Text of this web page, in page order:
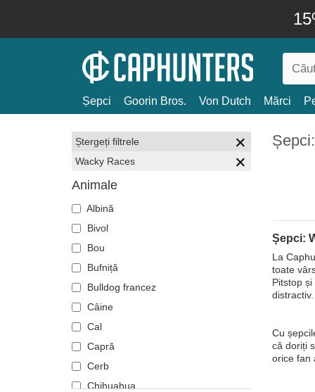
Șepci Goorin Bros. Von Dutch Mărci
Ștergeți filtrele
Wacky Races
Animale
Albină
Bivol
Bou
Bufniță
Bulldog francez
Câine
Cal
Capră
Cerb
Chihuahua
Șepci:
La
toate
Pitstop
distractiv.
Cu
că doriți
orice fan